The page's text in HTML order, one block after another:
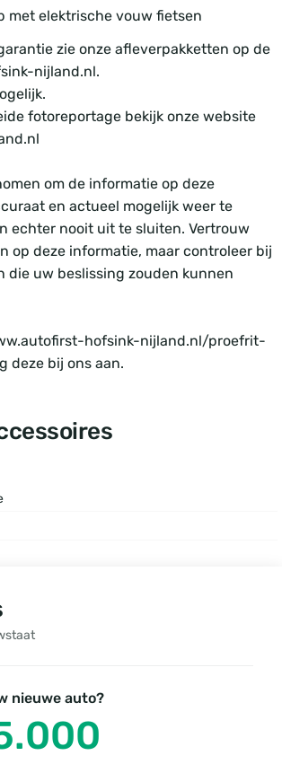
met elektrische vouw fietsen
zie onze afleverpakketten op de
nijland.nl.
fotoreportage bekijk onze website
om de informatie op deze
en actueel mogelijk weer te
echter nooit uit te sluiten. Vertrouw
op deze informatie, maar controleer bij
die uw beslissing zouden kunnen
hofsink-nijland.nl/proefrit-
deze bij ons aan.
nieuwe auto?